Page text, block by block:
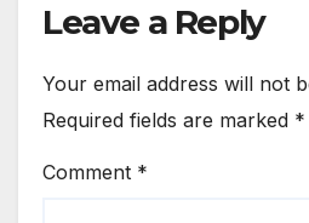
Leave a Reply
Your email address will not
Required fields are marked *
Comment *